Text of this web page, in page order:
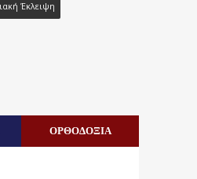
Έκλειψη
ΟΡΘΟΔΟΞΙΑ